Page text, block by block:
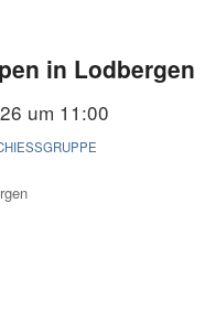
in Lodbergen
um 11:00